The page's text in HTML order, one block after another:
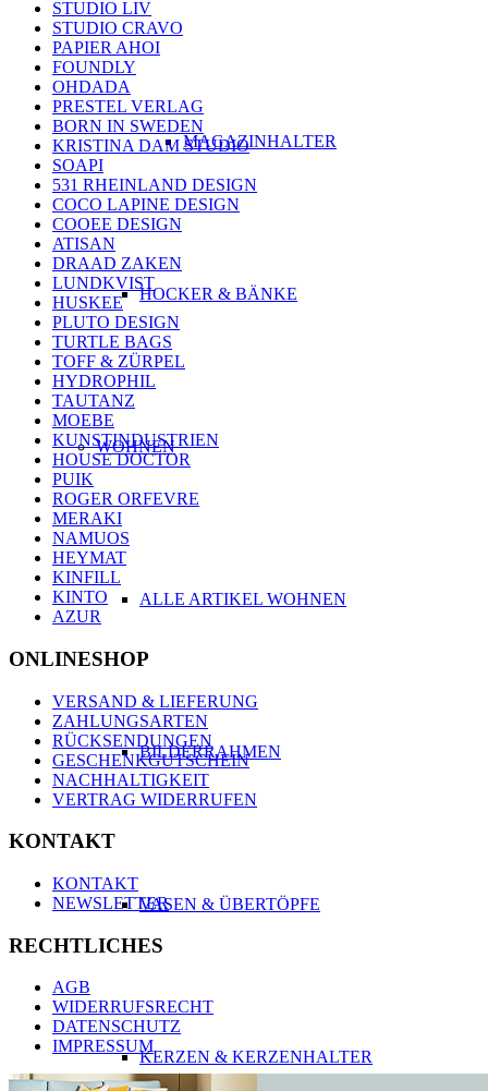
MAGAZINHALTER
HOCKER & BÄNKE
WOHNEN
ALLE ARTIKEL WOHNEN
BILDERRAHMEN
VASEN & ÜBERTÖPFE
KERZEN & KERZENHALTER
STUDIO LIV
STUDIO CRAVO
PAPIER AHOI
FOUNDLY
OHDADA
PRESTEL VERLAG
BORN IN SWEDEN
KRISTINA DAM STUDIO
SOAPI
531 RHEINLAND DESIGN
COCO LAPINE DESIGN
COOEE DESIGN
ATISAN
DRAAD ZAKEN
LUNDKVIST
HUSKEE
PLUTO DESIGN
TURTLE BAGS
TOFF & ZÜRPEL
HYDROPHIL
TAUTANZ
MOEBE
KUNSTINDUSTRIEN
HOUSE DOCTOR
PUIK
ROGER ORFEVRE
MERAKI
NAMUOS
HEYMAT
KINFILL
KINTO
AZUR
ONLINESHOP
VERSAND & LIEFERUNG
ZAHLUNGSARTEN
RÜCKSENDUNGEN
GESCHENKGUTSCHEIN
NACHHALTIGKEIT
VERTRAG WIDERRUFEN
KONTAKT
KONTAKT
NEWSLETTER
RECHTLICHES
AGB
WIDERRUFSRECHT
DATENSCHUTZ
IMPRESSUM